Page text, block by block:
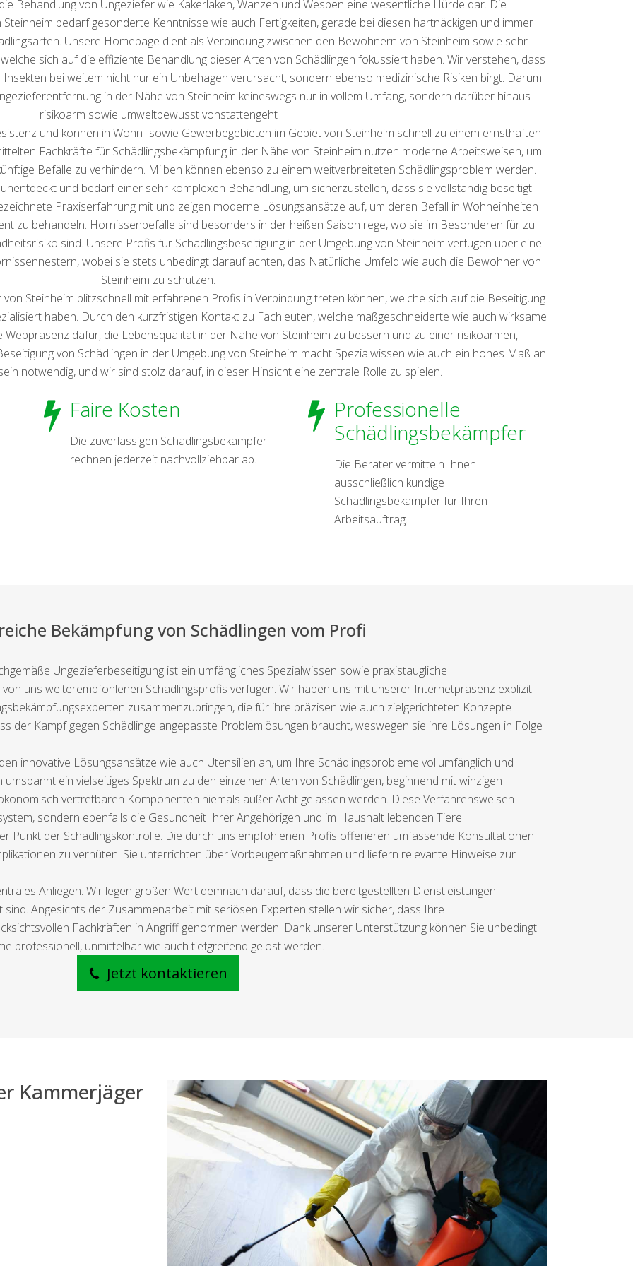
Behandlung von Ungeziefer wie Kakerlaken, Wanzen und Wespen eine wesentliche Hürde dar. Die
bedarf gesonderte Kenntnisse wie auch Fertigkeiten, gerade bei diesen hartnäckigen und immer
Unsere Homepage dient als Verbindung zwischen den Bewohnern von Steinheim sowie sehr
sich auf die effiziente Behandlung dieser Arten von Schädlingen fokussiert haben. Wir verstehen, dass
bei weitem nicht nur ein Unbehagen verursacht, sondern ebenso medizinische Risiken birgt. Darum
in der Nähe von Steinheim keineswegs nur in vollem Umfang, sondern darüber hinaus
risikoarm sowie umweltbewusst vonstattengeht
und können in Wohn- sowie Gewerbegebieten im Gebiet von Steinheim schnell zu einem ernsthaften
Fachkräfte für Schädlingsbekämpfung in der Nähe von Steinheim nutzen moderne Arbeitsweisen, um
Befälle zu verhindern. Milben können ebenso zu einem weitverbreiteten Schädlingsproblem werden.
und bedarf einer sehr komplexen Behandlung, um sicherzustellen, dass sie vollständig beseitigt
Praxiserfahrung mit und zeigen moderne Lösungsansätze auf, um deren Befall in Wohneinheiten
zu behandeln. Hornissenbefälle sind besonders in der heißen Saison rege, wo sie im Besonderen für zu
sind. Unsere Profis für Schädlingsbeseitigung in der Umgebung von Steinheim verfügen über eine
wobei sie stets unbedingt darauf achten, das Natürliche Umfeld wie auch die Bewohner von
Steinheim zu schützen.
Steinheim blitzschnell mit erfahrenen Profis in Verbindung treten können, welche sich auf die Beseitigung
haben. Durch den kurzfristigen Kontakt zu Fachleuten, welche maßgeschneiderte wie auch wirksame
dafür, die Lebensqualität in der Nähe von Steinheim zu bessern und zu einer risikoarmen,
von Schädlingen in der Umgebung von Steinheim macht Spezialwissen wie auch ein hohes Maß an
notwendig, und wir sind stolz darauf, in dieser Hinsicht eine zentrale Rolle zu spielen.
Faire Kosten
Die zuverlässigen Schädlingsbekämpfer
rechnen jederzeit nachvollziehbar ab.
Professionelle
Schädlingsbekämpfer
Die Berater vermitteln Ihnen
ausschließlich kundige
Schädlingsbekämpfer für Ihren
Arbeitsauftrag.
Bekämpfung von Schädlingen vom Profi
Ungezieferbeseitigung ist ein umfängliches Spezialwissen sowie praxistaugliche
uns weiterempfohlenen Schädlingsprofis verfügen. Wir haben uns mit unserer Internetpräsenz explizit
zusammenzubringen, die für ihre präzisen wie auch zielgerichteten Konzepte
der Kampf gegen Schädlinge angepasste Problemlösungen braucht, weswegen sie ihre Lösungen in Folge
innovative Lösungsansätze wie auch Utensilien an, um Ihre Schädlingsprobleme vollumfänglich und
ein vielseitiges Spektrum zu den einzelnen Arten von Schädlingen, beginnend mit winzigen
vertretbaren Komponenten niemals außer Acht gelassen werden. Diese Verfahrensweisen
sondern ebenfalls die Gesundheit Ihrer Angehörigen und im Haushalt lebenden Tiere.
Punkt der Schädlingskontrolle. Die durch uns empfohlenen Profis offerieren umfassende Konsultationen
zu verhüten. Sie unterrichten über Vorbeugemaßnahmen und liefern relevante Hinweise zur
Anliegen. Wir legen großen Wert demnach darauf, dass die bereitgestellten Dienstleistungen
Angesichts der Zusammenarbeit mit seriösen Experten stellen wir sicher, dass Ihre
Fachkräften in Angriff genommen werden. Dank unserer Unterstützung können Sie unbedingt
professionell, unmittelbar wie auch tiefgreifend gelöst werden.
Jetzt kontaktieren
Kammerjäger